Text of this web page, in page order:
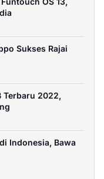
Sukses Rajai
Terbaru 2022,
Indonesia, Bawa